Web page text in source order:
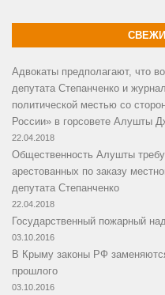
Адвокаты предполагают, что
депутата Степанченко и
политической местью со
России» в горсовете Алушты
22.04.2018
Общественность Алушты
арестованных по заказу
депутата Степанченко
22.04.2018
Государственный пожарный
03.10.2016
В Крыму законы РФ
прошлого
03.10.2016